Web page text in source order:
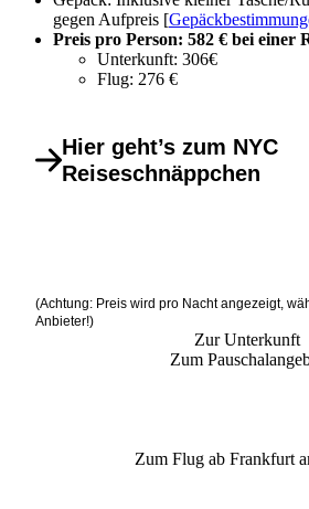
gegen Aufpreis [
Preis pro Person: 582 € bei einer
Unterkunft: 306€
Flug: 276 €
Hier geht’s zum NYC
Reiseschnäppchen
(Achtung: Preis wird pro Nacht angezeigt,
Anbieter!)
Zur Unterkunft
Zum
Zum Flug ab Frankfurt